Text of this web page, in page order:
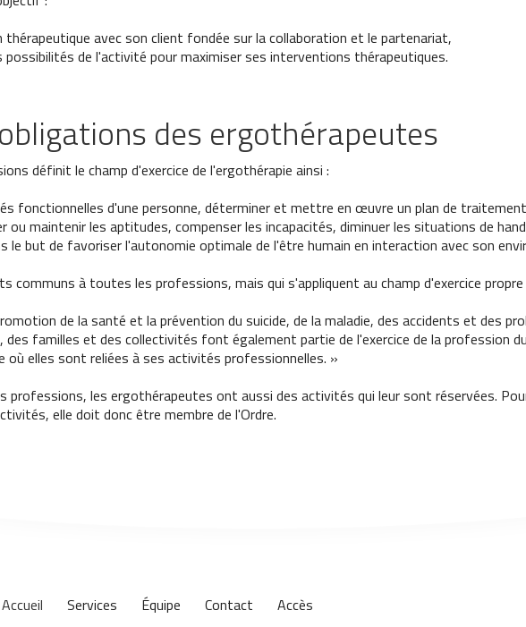
avec son client fondée sur la collaboration et le partenariat,
de l'activité pour maximiser ses interventions thérapeutiques.
des ergothérapeutes
définit le champ d'exercice de l'ergothérapie ainsi :
fonctionnelles d'une personne, déterminer et mettre en œuvre un plan de
ou maintenir les aptitudes, compenser les incapacités, diminuer les situations de
le but de favoriser l'autonomie optimale de l'être humain en interaction avec son
communs à toutes les professions, mais qui s'appliquent au champ d'exercice propre
de la santé et la prévention du suicide, de la maladie, des accidents et des
des familles et des collectivités font également partie de l'exercice de la profession
où elles sont reliées à ses activités professionnelles. »
professions, les ergothérapeutes ont aussi des activités qui leur sont réservées.
elle doit donc être membre de l'Ordre.
Accueil Services Équipe Contact Accès